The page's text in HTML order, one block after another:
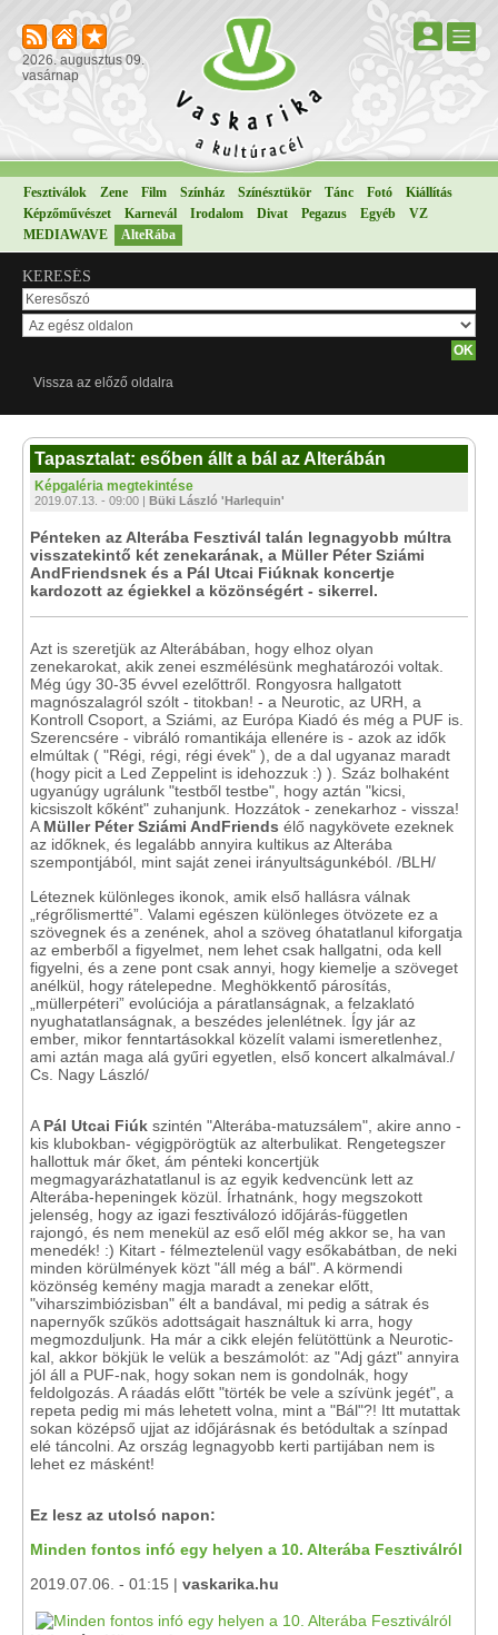
2026. augusztus 09.
vasárnap
Fesztiválok Zene Film Színház Színésztükör Tánc Fotó
Kiállítás
Képzőművészet
Karnevál Irodalom Divat Pegazus Egyéb
VZ
MEDIAWAVE
AlteRába
KERESÉS
Vissza az előző oldalra
Tapasztalat: esőben állt a bál az Alterábán
Képgaléria megtekintése
2019.07.13. - 09:00 | Büki László 'Harlequin'
Pénteken az Alterába Fesztivál talán legnagyobb múltra
visszatekintő két zenekarának, a Müller Péter Sziámi
AndFriendsnek és a Pál Utcai Fiúknak koncertje
kardozott az égiekkel a közönségért - sikerrel.
Azt is szeretjük az Alterábában, hogy elhoz olyan
zenekarokat, akik zenei eszmélésünk meghatározói voltak.
Még úgy 30-35 évvel ezelőttről. Rongyosra hallgatott
magnószalagról szólt - titokban! - a Neurotic, az URH, a
Kontroll Csoport, a Sziámi, az Európa Kiadó és még a PUF is.
Szerencsére - vibráló romantikája ellenére is - azok az idők
elmúltak ( "Régi, régi, régi évek" ), de a dal ugyanaz maradt
(hogy picit a Led Zeppelint is idehozzuk :) ). Száz bolhaként
ugyanúgy ugrálunk "testből testbe", hogy aztán "kicsi,
kicsiszolt kőként" zuhanjunk. Hozzátok - zenekarhoz - vissza!
A Müller Péter Sziámi AndFriends élő nagykövete ezeknek
az időknek, és legalább annyira kultikus az Alterába
szempontjából, mint saját zenei irányultságunkéból. /BLH/
Léteznek különleges ikonok, amik első hallásra válnak
„régrőlismertté”. Valami egészen különleges ötvözete ez a
szövegnek és a zenének, ahol a szöveg óhatatlanul kiforgatja
az emberből a figyelmet, nem lehet csak hallgatni, oda kell
figyelni, és a zene pont csak annyi, hogy kiemelje a szöveget
anélkül, hogy rátelepedne. Meghökkentő párosítás,
„müllerpéteri” evolúciója a páratlanságnak, a felzaklató
nyughatatlanságnak, a beszédes jelenlétnek. Így jár az
ember, mikor fenntartásokkal közelít valami ismeretlenhez,
ami aztán maga alá gyűri egyetlen, első koncert alkalmával./
Cs. Nagy László/
A Pál Utcai Fiúk szintén "Alterába-matuzsálem", akire anno -
kis klubokban- végigpörögtük az alterbulikat. Rengetegszer
hallottuk már őket, ám pénteki koncertjük
megmagyarázhatatlanul is az egyik kedvencünk lett az
Alterába-hepeningek közül. Írhatnánk, hogy megszokott
jelenség, hogy az igazi fesztiválozó időjárás-független
rajongó, és nem menekül az eső elől még akkor se, ha van
menedék! :) Kitart - félmeztelenül vagy esőkabátban, de neki
minden körülmények közt "áll még a bál". A körmendi
közönség kemény magja maradt a zenekar előtt,
"viharszimbiózisban" élt a bandával, mi pedig a sátrak és
napernyők szűkös adottságait használtuk ki arra, hogy
megmozduljunk. Ha már a cikk elején felütöttünk a Neurotic-
kal, akkor bökjük le velük a beszámolót: az "Adj gázt" annyira
jól áll a PUF-nak, hogy sokan nem is gondolnák, hogy
feldolgozás. A ráadás előtt "törték be vele a szívünk jegét", a
repeta pedig mi más lehetett volna, mint a "Bál"?! Itt mutattak
sokan középső ujjat az időjárásnak és betódultak a színpad
elé táncolni. Az ország legnagyobb kerti partijában nem is
lehet ez másként!
Ez lesz az utolsó napon:
Minden fontos infó egy helyen a 10. Alterába Fesztiválról
2019.07.06. - 01:15 | vaskarika.hu